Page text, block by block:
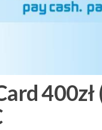
400zł